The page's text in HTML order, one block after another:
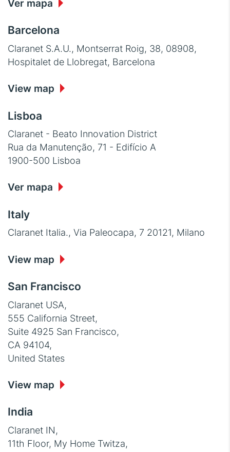
Ver mapa
Barcelona
Claranet S.A.U., Montserrat Roig, 38, 08908,
Hospitalet de Llobregat, Barcelona
View map
Lisboa
Claranet - Beato Innovation District
Rua da Manutenção, 71 - Edifício A
1900-500 Lisboa
Ver mapa
Italy
Claranet Italia., Via Paleocapa, 7 20121, Milano
View map
San Francisco
Claranet USA,
555 California Street,
Suite 4925 San Francisco,
CA 94104,
United States
View map
India
Claranet IN,
11th Floor, My Home Twitza,